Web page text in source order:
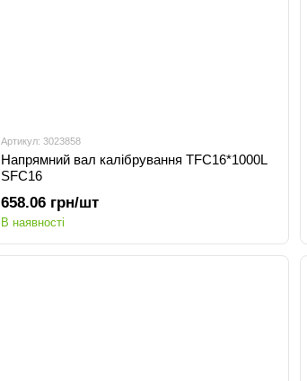
Артикул: 3023858
Напрямний вал калібрування TFC16*1000L
SFC16
658.06 грн/шт
В наявності